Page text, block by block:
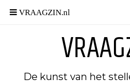
De kunst van het